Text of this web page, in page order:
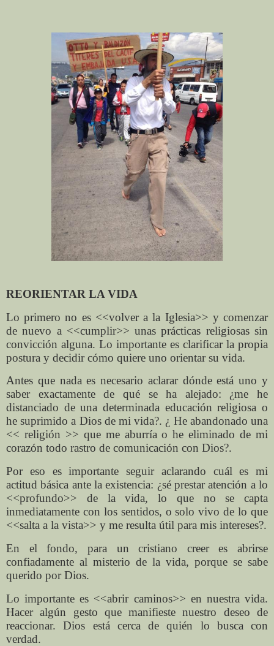
REORIENTAR LA VIDA
Lo primero no es <<volver a la Iglesia>> y comenzar
de nuevo a <<cumplir>> unas prácticas religiosas sin
convicción alguna. Lo importante es clarificar la propia
postura y decidir cómo quiere uno orientar su vida.
Antes que nada es necesario aclarar dónde está uno y
saber exactamente de qué se ha alejado: ¿me he
distanciado de una determinada educación religiosa o
he suprimido a Dios de mi vida?. ¿ He abandonado una
<< religión >> que me aburría o he eliminado de mi
corazón todo rastro de comunicación con Dios?.
Por eso es importante seguir aclarando cuál es mi
actitud básica ante la existencia: ¿sé prestar atención a lo
<<profundo>> de la vida, lo que no se capta
inmediatamente con los sentidos, o solo vivo de lo que
<<salta a la vista>> y me resulta útil para mis intereses?.
En el fondo, para un cristiano creer es abrirse
confiadamente al misterio de la vida, porque se sabe
querido por Dios.
Lo importante es <<abrir caminos>> en nuestra vida.
Hacer algún gesto que manifieste nuestro deseo de
reaccionar. Dios está cerca de quién lo busca con
verdad.